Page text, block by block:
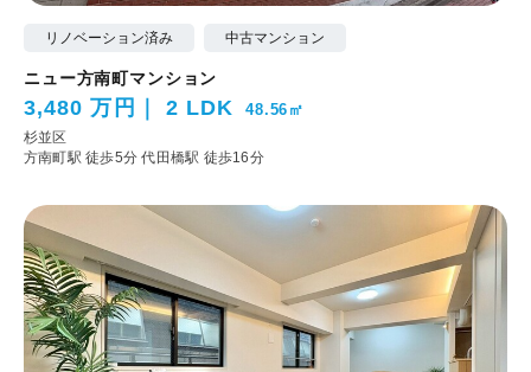
リノベーション済み 中古マンション
ニュー方南町マンション
3,480 万円 2 LDK 48.56㎡
杉並区
方南町駅 徒歩5分代田橋駅 徒歩16分